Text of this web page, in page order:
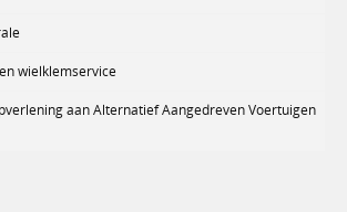
wielklemservice
aan Alternatief Aangedreven Voertuigen